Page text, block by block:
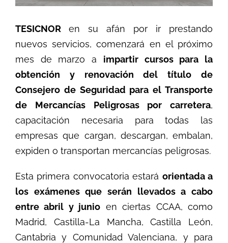
TESICNOR en su afán por ir prestando
nuevos servicios, comenzará en el próximo
mes de marzo a impartir cursos para la
obtención y renovación del título de
Consejero de Seguridad para el Transporte
de Mercancías Peligrosas por carretera,
capacitación necesaria para todas las
empresas que cargan, descargan, embalan,
expiden o transportan mercancías peligrosas.
Esta primera convocatoria estará orientada a
los exámenes que serán llevados a cabo
entre abril y junio en ciertas CCAA, como
Madrid, Castilla-La Mancha, Castilla León,
Cantabria y Comunidad Valenciana, y para